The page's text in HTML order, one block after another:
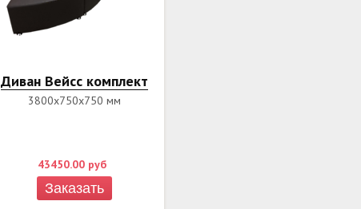
Диван Вейсс комплект
3800х750х750 мм
43450.00 руб
Заказать